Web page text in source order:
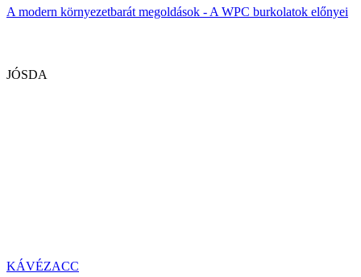
A modern környezetbarát megoldások - A WPC burkolatok előnyei
JÓSDA
KÁVÉZACC